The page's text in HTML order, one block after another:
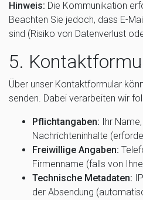
Hinweis: Die Kommunikation
Beachten Sie jedoch, dass E-
sind (Risiko von Datenverlust
5.
Über unser Kontaktformular
senden. Dabei verarbeiten wir
Pflichtangaben: Ihr
Nachrichteninhalte
Freiwillige Angaben:
Firmenname (falls von
Technische Metadaten:
der Absendung